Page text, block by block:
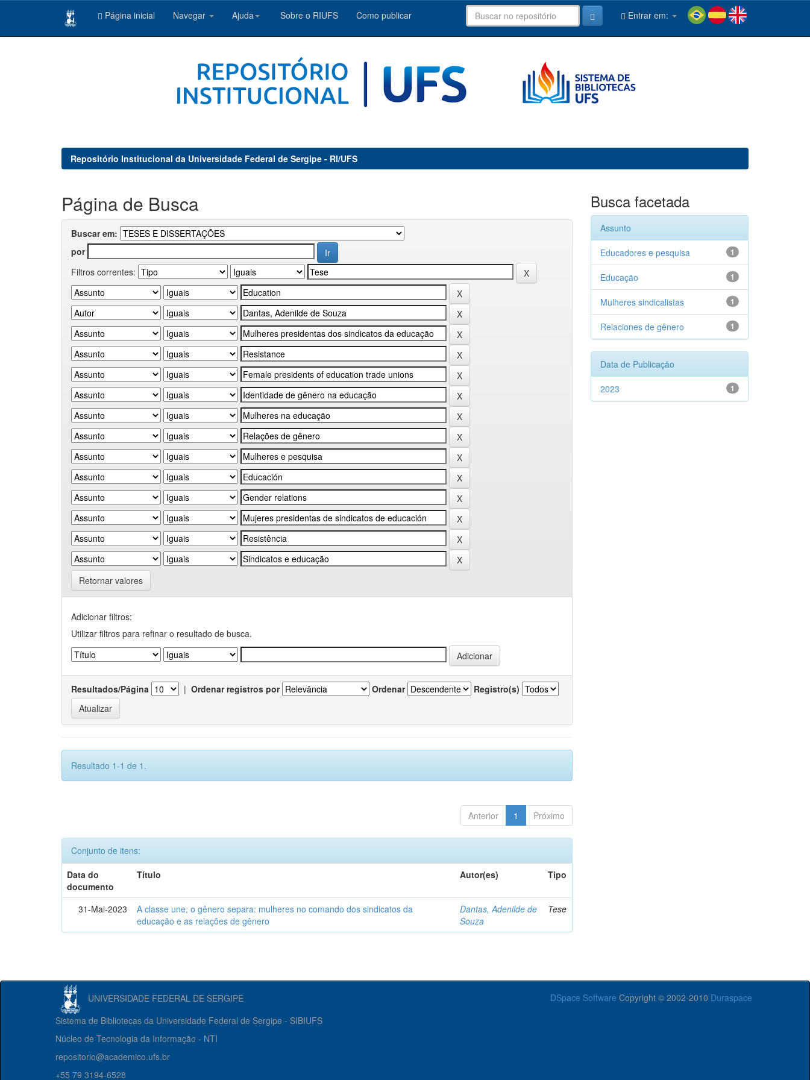
Página inicial Navegar Ajuda Sobre o RIUFS Como publicar Entrar em:
Repositório Institucional da Universidade Federal de Sergipe - RI/UFS
Página de Busca
Buscar em:
por
Filtros correntes:
Retornar valores
Adicionar filtros:
Utilizar filtros para refinar o resultado de busca.
Resultados/Página | Ordenar registros por Ordenar Registro(s)
Resultado 1-1 de 1.
Anterior 1 Próximo
Conjunto de itens:
Data do
documento
Título Autor(es) Tipo
31-Mai-2023
A classe une, o gênero separa: mulheres no comando dos sindicatos da
educação e as relações de gênero
Dantas, Adenilde de
Souza
Tese
Busca facetada
Assunto
1
Educadores e pesquisa
1
Educação
1
Mulheres sindicalistas
1
Relaciones de gênero
Data de Publicação
1
2023
UNIVERSIDADE FEDERAL DE SERGIPE DSpace Software Copyright © 2002-2010 Duraspace
Sistema de Bibliotecas da Universidade Federal de Sergipe - SIBIUFS
Núcleo de Tecnologia da Informação - NTI
repositorio@academico.ufs.br
+55 79 3194-6528